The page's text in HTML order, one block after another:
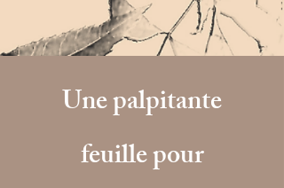
Une palpitante
feuille pour